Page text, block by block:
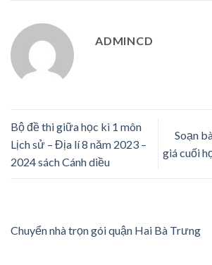
ADMINCD
Bộ đề thi giữa học kì 1 môn
Lịch sử – Địa lí 8 năm 2023 –
2024 sách Cánh diều
Soạn
giá cuối
Chuyển nhà trọn gói quận Hai Bà Trưng